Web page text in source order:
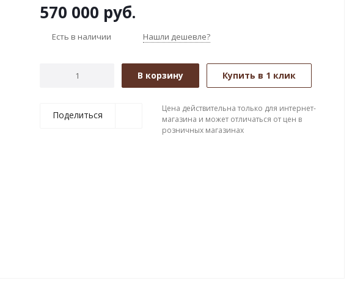
570 000 руб.
Есть в наличии Нашли дешевле?
В корзину Купить в 1 клик
Поделиться
Цена действительна только для интернет-
магазина и может отличаться от цен в
розничных магазинах